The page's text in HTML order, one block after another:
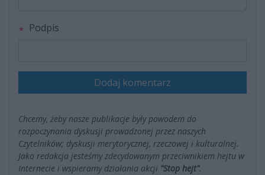
Podpis
Dodaj komentarz
Chcemy, żeby nasze publikacje były powodem do
rozpoczynania dyskusji prowadzonej przez naszych
Czytelników; dyskusji merytorycznej, rzeczowej i kulturalnej.
Jako redakcja jesteśmy zdecydowanym przeciwnikiem hejtu w
Internecie i wspieramy działania akcji "Stop hejt".